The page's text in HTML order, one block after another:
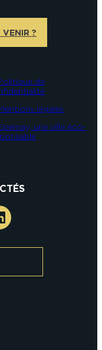
VENIR ?
de
légales
une ville éco-